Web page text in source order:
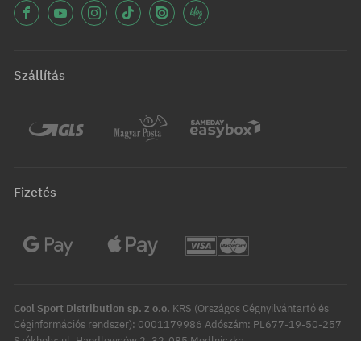
Szállítás
Fizetés
Cool Sport Distribution sp. z o.o. KRS (Országos Cégnyilvántartó és
Céginformációs rendszer): 0001179986 Adószám: PL677-19-50-257